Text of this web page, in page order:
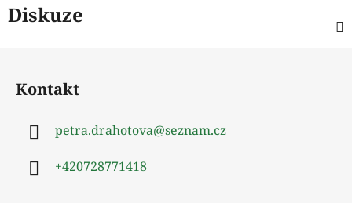
Diskuze
Kontakt
petra.drahotova@seznam.cz
+420728771418